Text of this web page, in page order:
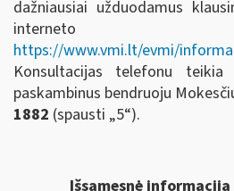
dažniausiai užduodamus
interneto
https://www.vmi.lt/evmi/
Konsultacijas telefonu teikia
paskambinus bendruoju
1882 (spausti „5“).
Išsamesnė